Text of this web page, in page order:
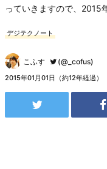
っていきますので、2015
デジテクノート
こふす (@_cofus)
2015年01月01日（約12年経過）